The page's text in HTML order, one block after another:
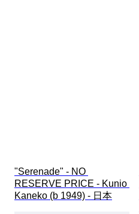
"Serenade" - NO
RESERVE PRICE - Kunio
Kaneko (b 1949) - 日本